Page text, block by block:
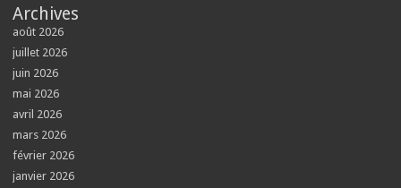
Archives
août 2026
juillet 2026
juin 2026
mai 2026
avril 2026
mars 2026
février 2026
janvier 2026